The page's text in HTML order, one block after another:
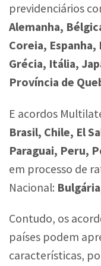
previdenciários
Alemanha,
Coreia, Espanha,
Grécia, Itália,
Província de
E acordos
Brasil, Chile, El
Paraguai, Peru,
em processo de
Nacional:
Contudo, os
países podem
características,